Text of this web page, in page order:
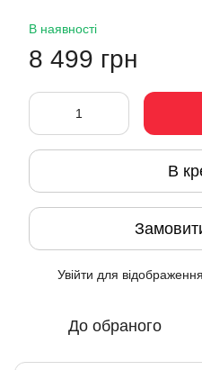
В наявності
8 499 грн
В
Увійти для
До обраного